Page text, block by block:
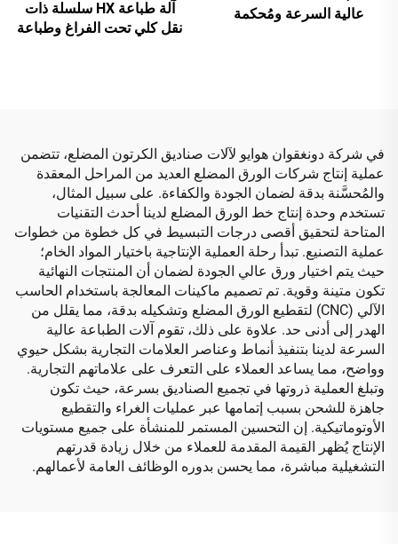
عالية السرعة ومُحكمة
آلة طباعة HX سلسلة ذات
نقل كلي تحت الفراغ وطباعة
في شركة دونغقوان هوايو لآلات صناديق الكرتون المضلع، تتضمن
عملية إنتاج شركات الورق المضلع العديد من المراحل المعقدة
والمُحسَّنة بدقة لضمان الجودة والكفاءة. على سبيل المثال،
تستخدم وحدة إنتاج خط الورق المضلع لدينا أحدث التقنيات
المتاحة لتحقيق أقصى درجات التبسيط في كل خطوة من خطوات
عملية التصنيع. تبدأ رحلة العملية الإنتاجية باختيار المواد الخام؛
حيث يتم اختيار ورق عالي الجودة لضمان أن المنتجات النهائية
تكون متينة وقوية. تم تصميم ماكينات المعالجة باستخدام الحاسب
الآلي (CNC) لتقطيع الورق المضلع وتشكيله بدقة، مما يقلل من
الهدر إلى أدنى حد. علاوة على ذلك، تقوم آلات الطباعة عالية
السرعة لدينا بتنفيذ أنماط وعناصر العلامات التجارية بشكل حيوي
وواضح، مما يساعد العملاء على التعرف على علاماتهم التجارية.
وتبلغ العملية ذروتها في تجميع الصناديق بسرعة، حيث تكون
جاهزة للشحن بسبب إتمامها عبر عمليات الغراء والتقطيع
الأوتوماتيكية. إن التحسين المستمر للمنشأة على جميع مستويات
الإنتاج يُظهر القيمة المقدمة للعملاء من خلال زيادة قدرتهم
التشغيلية مباشرة، مما يحسن بدوره الوظائف العامة لأعمالهم.